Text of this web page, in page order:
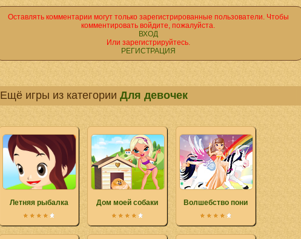
Оставлять комментарии могут только зарегистрированные пользователи. Чтобы
комментировать войдите, пожалуйста.
ВХОД
Или зарегистрируйтесь.
РЕГИСТРАЦИЯ
Ещё игры из категории Для девочек
Летняя рыбалка Дом моей собаки Волшебство пони